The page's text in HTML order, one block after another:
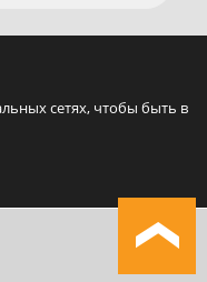
сетях, чтобы быть в